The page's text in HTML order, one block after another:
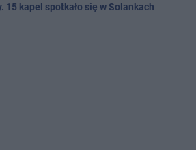
15 kapel spotkało się w Solankach